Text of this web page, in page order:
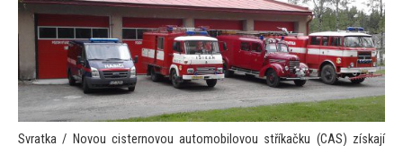
Svratka / Novou cisternovou automobilovou stříkačku (CAS) získají